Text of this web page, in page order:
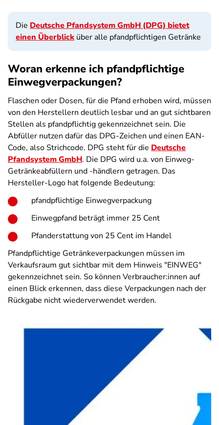
Die Deutsche Pfandsystem GmbH (DPG) bietet
einen Überblick über alle pfandpflichtigen Getränke
Woran erkenne ich pfandpflichtige
Einwegverpackungen?
Flaschen oder Dosen, für die Pfand erhoben wird, müssen
von den Herstellern deutlich lesbar und an gut sichtbaren
Stellen als pfandpflichtig ge­kennzeichnet sein. Die
Abfüller nutzen dafür das DPG-Zeichen und einen EAN-
Code, also Strichcode. DPG steht für die Deutsche
Pfandsystem GmbH. Die DPG wird u.a. von Einweg-
Getränkeabfüllern und -händlern getragen. Das
Hersteller-Logo hat folgende Bedeutung:
pfandpflichtige Einwegverpackung
Einwegpfand beträgt immer 25 Cent
Pfanderstattung von 25 Cent im Handel
Pfandpflichtige Getränkeverpackungen müssen im
Verkaufsraum gut sichtbar mit dem Hinweis "EINWEG"
gekennzeichnet sein. So können Verbraucher:innen auf
einen Blick erkennen, dass diese Verpackungen nach der
Rückgabe nicht wiederverwendet werden.